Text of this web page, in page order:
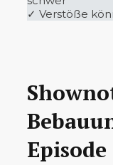
✓ Verstöße
Episode